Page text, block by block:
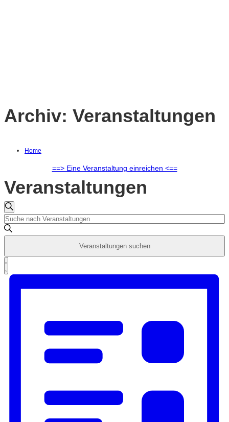
Archiv: Veranstaltungen
Home
==> Eine Veranstaltung einreichen <==
Veranstaltungen
Veranstaltungen
Suche
und
Ansichten,
Suche
Bitte
Schlüsselwort
eingeben.
nach
Veranstaltungen
Veranstaltungen suchen
Veranstaltung
Zusammenfassung